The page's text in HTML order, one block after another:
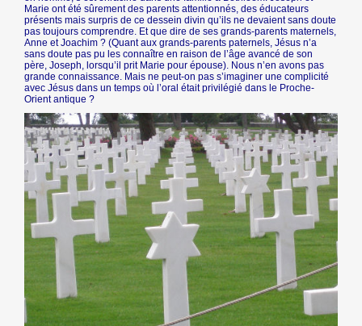
Marie ont été sûrement des parents attentionnés, des éducateurs
présents mais surpris de ce dessein divin qu’ils ne devaient sans doute
pas toujours comprendre. Et que dire de ses grands-parents maternels,
Anne et Joachim ? (Quant aux grands-parents paternels, Jésus n’a
sans doute pas pu les connaître en raison de l’âge avancé de son
père, Joseph, lorsqu’il prit Marie pour épouse). Nous n’en avons pas
grande connaissance. Mais ne peut-on pas s’imaginer une complicité
avec Jésus dans un temps où l’oral était privilégié dans le Proche-
Orient antique ?